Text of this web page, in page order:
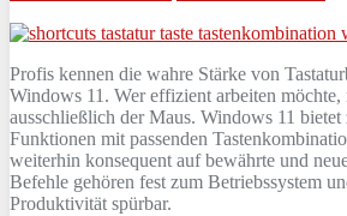
Profis kennen die wahre Stärke von
Windows 11. Wer effizient arbeiten möchte,
ausschließlich der Maus. Windows 11 bietet
Funktionen mit passenden
weiterhin konsequent auf bewährte und
Befehle gehören fest zum Betriebssystem
Produktivität spürbar.